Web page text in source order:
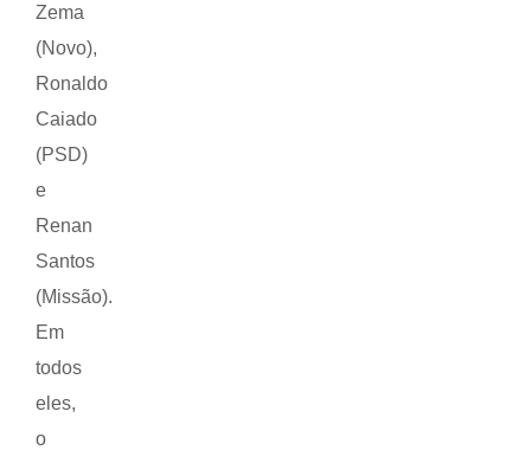
Zema
(Novo),
Ronaldo
Caiado
(PSD)
e
Renan
Santos
(Missão).
Em
todos
eles,
o